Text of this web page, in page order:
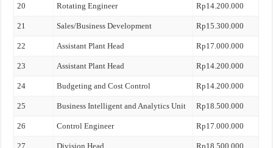
20 Rotating Engineer Rp14.200.000
21 Sales/Business Development Rp15.300.000
22 Assistant Plant Head Rp17.000.000
23 Assistant Plant Head Rp14.200.000
24 Budgeting and Cost Control Rp14.200.000
25 Business Intelligent and Analytics Unit Rp18.500.000
26 Control Engineer Rp17.000.000
27 Division Head Rp18.500.000